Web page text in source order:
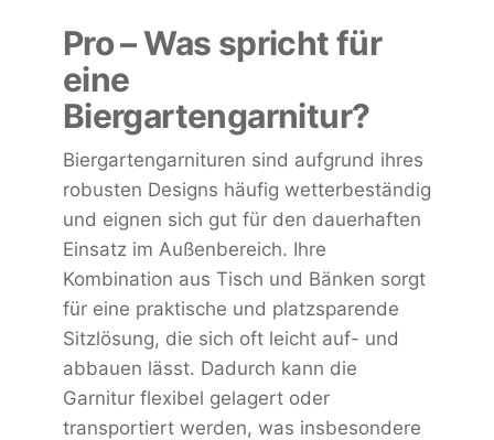
Pro – Was spricht für
eine
Biergartengarnitur?
Biergartengarnituren sind aufgrund ihres
robusten Designs häufig wetterbeständig
und eignen sich gut für den dauerhaften
Einsatz im Außenbereich. Ihre
Kombination aus Tisch und Bänken sorgt
für eine praktische und platzsparende
Sitzlösung, die sich oft leicht auf- und
abbauen lässt. Dadurch kann die
Garnitur flexibel gelagert oder
transportiert werden, was insbesondere